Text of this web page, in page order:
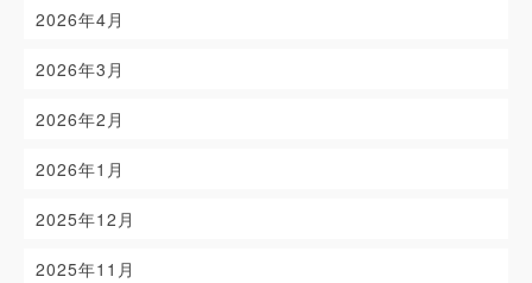
2026年4月
2026年3月
2026年2月
2026年1月
2025年12月
2025年11月